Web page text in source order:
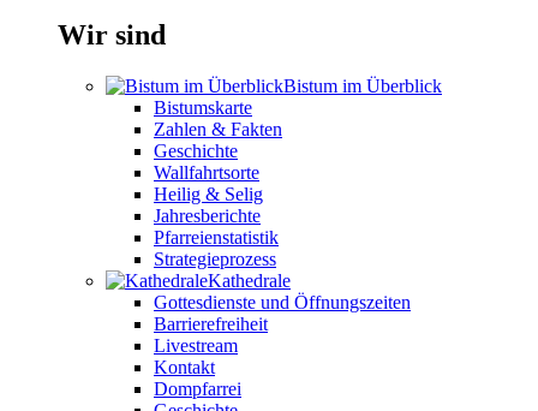
Wir sind
Bistum im Überblick
Bistumskarte
Zahlen & Fakten
Geschichte
Wallfahrtsorte
Heilig & Selig
Jahresberichte
Pfarreienstatistik
Strategieprozess
Kathedrale
Gottesdienste und Öffnungszeiten
Barrierefreiheit
Livestream
Kontakt
Dompfarrei